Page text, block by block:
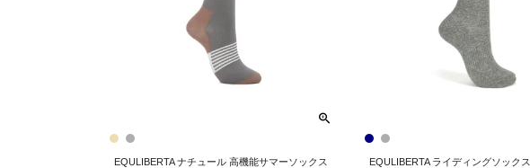
EQULIBERTA ナチュール 高機能サマーソックス EQULIBERTA ライディングソックス